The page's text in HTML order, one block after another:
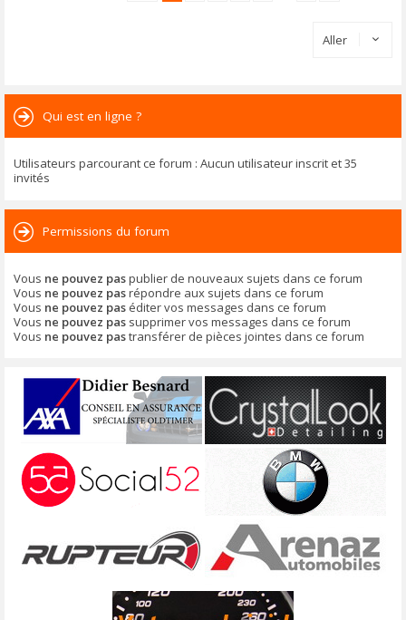
Aller
Qui est en ligne ?
Utilisateurs parcourant ce forum : Aucun utilisateur inscrit et 35
invités
Permissions du forum
Vous ne pouvez paspublier de nouveaux sujets dans ce forum
Vous ne pouvez pasrépondre aux sujets dans ce forum
Vous ne pouvez pas éditer vos messages dans ce forum
Vous ne pouvez pas supprimer vos messages dans ce forum
Vous ne pouvez pastransférer de pièces jointes dans ce forum